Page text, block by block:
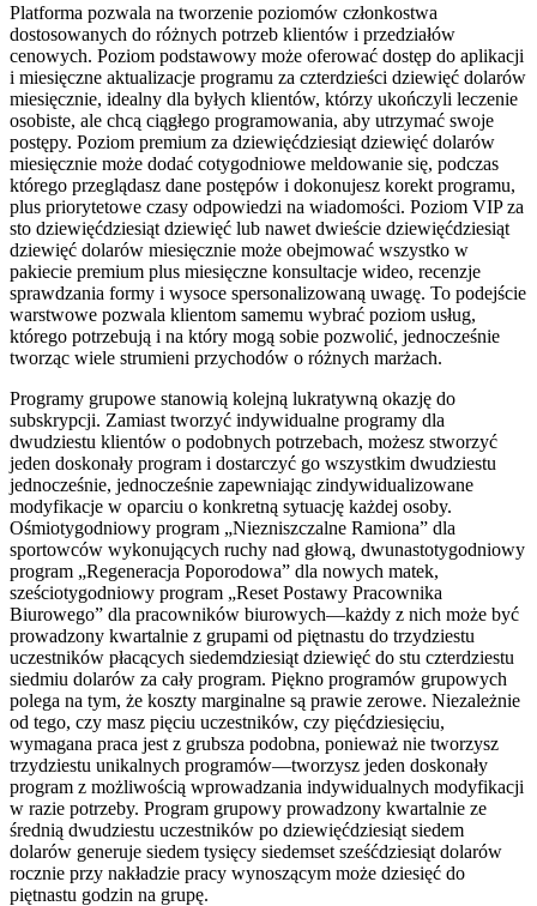
Platforma pozwala na tworzenie poziomów członkostwa
dostosowanych do różnych potrzeb klientów i przedziałów
cenowych. Poziom podstawowy może oferować dostęp do aplikacji
i miesięczne aktualizacje programu za czterdzieści dziewięć dolarów
miesięcznie, idealny dla byłych klientów, którzy ukończyli leczenie
osobiste, ale chcą ciągłego programowania, aby utrzymać swoje
postępy. Poziom premium za dziewięćdziesiąt dziewięć dolarów
miesięcznie może dodać cotygodniowe meldowanie się, podczas
którego przeglądasz dane postępów i dokonujesz korekt programu,
plus priorytetowe czasy odpowiedzi na wiadomości. Poziom VIP za
sto dziewięćdziesiąt dziewięć lub nawet dwieście dziewięćdziesiąt
dziewięć dolarów miesięcznie może obejmować wszystko w
pakiecie premium plus miesięczne konsultacje wideo, recenzje
sprawdzania formy i wysoce spersonalizowaną uwagę. To podejście
warstwowe pozwala klientom samemu wybrać poziom usług,
którego potrzebują i na który mogą sobie pozwolić, jednocześnie
tworząc wiele strumieni przychodów o różnych marżach.
Programy grupowe stanowią kolejną lukratywną okazję do
subskrypcji. Zamiast tworzyć indywidualne programy dla
dwudziestu klientów o podobnych potrzebach, możesz stworzyć
jeden doskonały program i dostarczyć go wszystkim dwudziestu
jednocześnie, jednocześnie zapewniając zindywidualizowane
modyfikacje w oparciu o konkretną sytuację każdej osoby.
Ośmiotygodniowy program „Niezniszczalne Ramiona” dla
sportowców wykonujących ruchy nad głową, dwunastotygodniowy
program „Regeneracja Poporodowa” dla nowych matek,
sześciotygodniowy program „Reset Postawy Pracownika
Biurowego” dla pracowników biurowych—każdy z nich może być
prowadzony kwartalnie z grupami od piętnastu do trzydziestu
uczestników płacących siedemdziesiąt dziewięć do stu czterdziestu
siedmiu dolarów za cały program. Piękno programów grupowych
polega na tym, że koszty marginalne są prawie zerowe. Niezależnie
od tego, czy masz pięciu uczestników, czy pięćdziesięciu,
wymagana praca jest z grubsza podobna, ponieważ nie tworzysz
trzydziestu unikalnych programów—tworzysz jeden doskonały
program z możliwością wprowadzania indywidualnych modyfikacji
w razie potrzeby. Program grupowy prowadzony kwartalnie ze
średnią dwudziestu uczestników po dziewięćdziesiąt siedem
dolarów generuje siedem tysięcy siedemset sześćdziesiąt dolarów
rocznie przy nakładzie pracy wynoszącym może dziesięć do
piętnastu godzin na grupę.